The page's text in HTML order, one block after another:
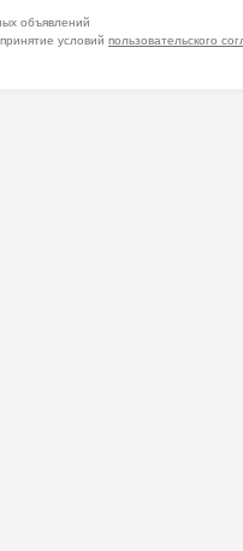
объявлений
условий пользовательского